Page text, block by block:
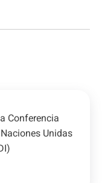
Conferencia
Unidas